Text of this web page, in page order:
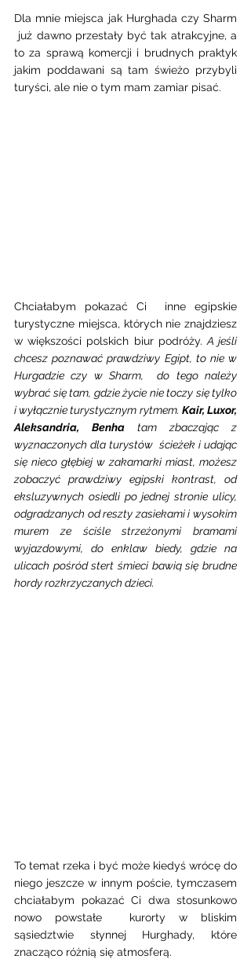
Dla mnie miejsca jak Hurghada czy Sharm
już dawno przestały być tak atrakcyjne, a
to za sprawą komercji i brudnych praktyk
jakim poddawani są tam świeżo przybyli
turyści, ale nie o tym mam zamiar pisać.
Chciałabym pokazać Ci  inne egipskie
turystyczne miejsca, których nie znajdziesz
w większości polskich biur podróży. A jeśli
chcesz poznawać prawdziwy Egipt, to nie w
Hurgadzie czy w Sharm,  do tego należy
wybrać się tam, gdzie życie nie toczy się tylko
i wyłącznie turystycznym rytmem. Kair, Luxor,
Aleksandria, Benha tam zbaczając z
wyznaczonych dla turystów  ścieżek i udając
się nieco głębiej w zakamarki miast, możesz
zobaczyć prawdziwy egipski kontrast, od
eksluzywnych osiedli po jednej stronie ulicy,
odgradzanych od reszty zasiekami i wysokim
murem ze ściśle strzeżonymi bramami
wyjazdowymi, do enklaw biedy, gdzie na
ulicach pośród stert śmieci bawią się brudne
hordy rozkrzyczanych dzieci.
To temat rzeka i być może kiedyś wrócę do
niego jeszcze w innym poście, tymczasem
chciałabym pokazać Ci dwa stosunkowo
nowo powstałe  kurorty w bliskim
sąsiedztwie słynnej Hurghady, które
znacząco różnią się atmosferą.